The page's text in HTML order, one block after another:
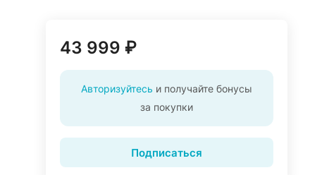
43 999 ₽
Авторизуйтесь и получайте бонусы
за покупки
Подписаться